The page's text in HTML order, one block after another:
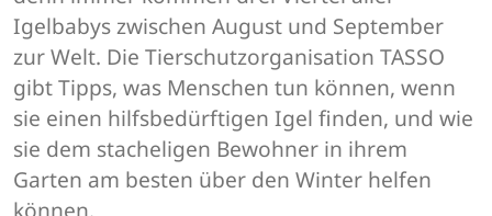
Igelbabys zwischen August und September
zur Welt. Die Tierschutzorganisation TASSO
gibt Tipps, was Menschen tun können, wenn
sie einen hilfsbedürftigen Igel finden, und wie
sie dem stacheligen Bewohner in ihrem
Garten am besten über den Winter helfen